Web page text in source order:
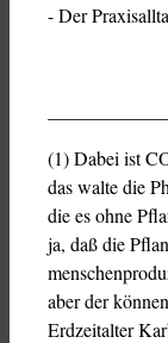
- Der
(1) Dabei ist
das walte die
die es ohne
ja, daß die
aber der
Erdzeitalter